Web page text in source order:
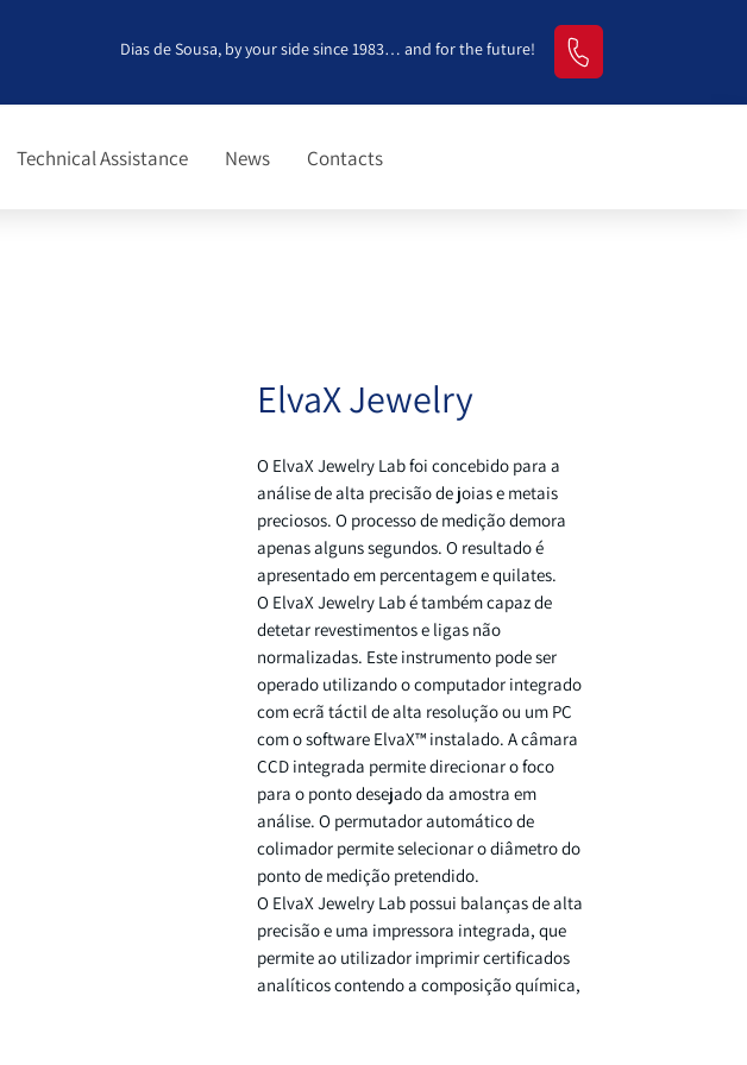
Dias de Sousa, by your side since 1983… and for the future!
Technical Assistance News Contacts
ElvaX Jewelry
O ElvaX Jewelry Lab foi concebido para a
análise de alta precisão de joias e metais
preciosos. O processo de medição demora
apenas alguns segundos. O resultado é
apresentado em percentagem e quilates.
O ElvaX Jewelry Lab é também capaz de
detetar revestimentos e ligas não
normalizadas. Este instrumento pode ser
operado utilizando o computador integrado
com ecrã táctil de alta resolução ou um PC
com o software ElvaX™ instalado. A câmara
CCD integrada permite direcionar o foco
para o ponto desejado da amostra em
análise. O permutador automático de
colimador permite selecionar o diâmetro do
ponto de medição pretendido.
O ElvaX Jewelry Lab possui balanças de alta
precisão e uma impressora integrada, que
permite ao utilizador imprimir certificados
analíticos contendo a composição química,